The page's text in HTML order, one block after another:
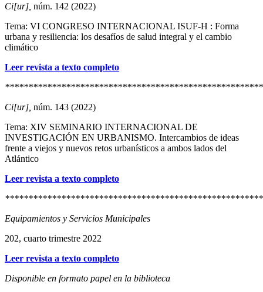
Ci[ur], núm. 142 (2022)
Tema: VI CONGRESO INTERNACIONAL ISUF-H : Forma
urbana y resiliencia: los desafíos de salud integral y el cambio
climático
Leer revista a texto completo
Ci[ur], núm. 143 (2022)
Tema: XIV SEMINARIO INTERNACIONAL DE
INVESTIGACIÓN EN URBANISMO. Intercambios de ideas
frente a viejos y nuevos retos urbanísticos a ambos lados del
Atlántico
Leer revista a texto completo
Equipamientos y Servicios Municipales
202, cuarto trimestre 2022
Leer revista a texto completo
Disponible en formato papel en la biblioteca